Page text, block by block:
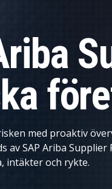
(AI)
försäljning
SAP EWM
med proaktiv
av SAP Ariba Supplier
intäkter och rykte.